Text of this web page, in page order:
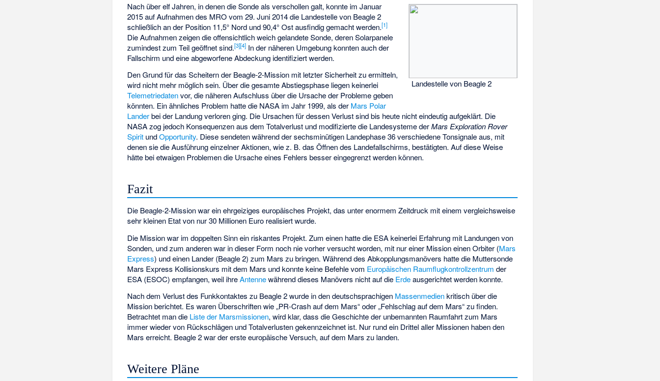
Landestelle von Beagle 2
Nach über elf Jahren, in denen die Sonde als verschollen galt, konnte im Januar
2015 auf Aufnahmen des MRO vom 29. Juni 2014 die Landestelle von Beagle 2
schließlich an der Position 11,5° Nord und 90,4° Ost ausfindig gemacht werden.[1]
Die Aufnahmen zeigen die offensichtlichweich gelandeteSonde, deren Solarpanele
zumindest zum Teil geöffnet sind.[3][4] In der näheren Umgebung konnten auch der
Fallschirm und eine abgeworfene Abdeckung identifiziert werden.
Den Grund für das Scheitern der Beagle-2-Mission mit letzter Sicherheit zu ermitteln,
wird nicht mehr möglich sein. Über die gesamte Abstiegsphase liegen keinerlei
Telemetriedatenvor, die näheren Aufschluss über die Ursache der Probleme geben
könnten. Ein ähnliches Problem hatte die NASA im Jahr 1999, als der Mars Polar
Landerbei der Landung verloren ging. Die Ursachen für dessen Verlust sind bis heute nicht eindeutig aufgeklärt. Die
NASA zog jedoch Konsequenzen aus dem Totalverlust und modifizierte die Landesysteme derMars Exploration Rover
Spirit undOpportunity. Diese sendeten während der sechsminütigen Landephase 36 verschiedene Tonsignale aus, mit
denen sie die Ausführung einzelner Aktionen, wie z. B. das Öffnen des Landefallschirms, bestätigten. Auf diese Weise
hätte bei etwaigen Problemen die Ursache eines Fehlers besser eingegrenzt werden können.
Fazit
Die Beagle-2-Mission war ein ehrgeiziges europäisches Projekt, das unter enormem Zeitdruck mit einem vergleichsweise
sehr kleinen Etat von nur 30 Millionen Euro realisiert wurde.
Die Mission war im doppelten Sinn ein riskantes Projekt. Zum einen hatte die ESA keinerlei Erfahrung mit Landungen von
Sonden, und zum anderen war in dieser Form noch nie vorher versucht worden, mit nur einer Mission einen Orbiter (Mars
Express) und einen Lander (Beagle 2) zum Mars zu bringen. Während des Abkopplungsmanövers hatte die Muttersonde
Mars Express Kollisionskurs mit dem Mars und konnte keine Befehle vom Europäischen Raumflugkontrollzentrum der
ESA (ESOC) empfangen, weil ihreAntennewährend dieses Manövers nicht auf die Erdeausgerichtet werden konnte.
Nach dem Verlust des Funkkontaktes zu Beagle 2 wurde in den deutschsprachigen Massenmedienkritisch über die
Mission berichtet. Es waren Überschriften wie „PR-Crash auf dem Mars“ oder „Fehlschlag auf dem Mars“ zu finden.
Betrachtet man die Liste der Marsmissionen, wird klar, dass die Geschichte der unbemannten Raumfahrt zum Mars
immer wieder von Rückschlägen und Totalverlusten gekennzeichnet ist. Nur rund ein Drittel aller Missionen haben den
Mars erreicht. Beagle 2 war der erste europäische Versuch, auf dem Mars zu landen.
Weitere Pläne